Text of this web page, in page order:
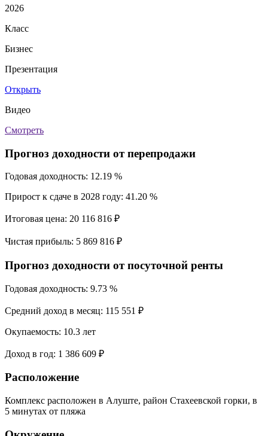
2026
Класс
Бизнес
Презентация
Открыть
Видео
Смотреть
Прогноз доходности от перепродажи
Годовая доходность: 12.19 %
Прирост к сдаче в 2028 году: 41.20 %
Итоговая цена: 20 116 816 ₽
Чистая прибыль: 5 869 816 ₽
Прогноз доходности от посуточной ренты
Годовая доходность: 9.73 %
Средний доход в месяц: 115 551 ₽
Окупаемость: 10.3 лет
Доход в год: 1 386 609 ₽
Расположение
Комплекс расположен в Алуште, район Стахеевской горки, в
5 минутах от пляжа